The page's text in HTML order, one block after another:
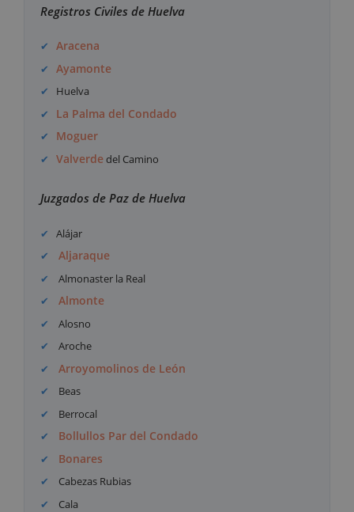
Registros Civiles de Huelva
Aracena
Ayamonte
Huelva
La Palma del Condado
Moguer
Valverdedel Camino
Juzgados de Paz de Huelva
Alájar
Aljaraque
Almonaster la Real
Almonte
Alosno
Aroche
Arroyomolinos de León
Beas
Berrocal
Bollullos Par del Condado
Bonares
Cabezas Rubias
Cala